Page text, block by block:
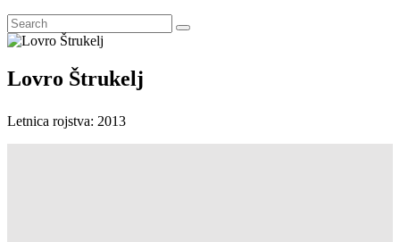
Lovro Štrukelj
Letnica rojstva: 2013